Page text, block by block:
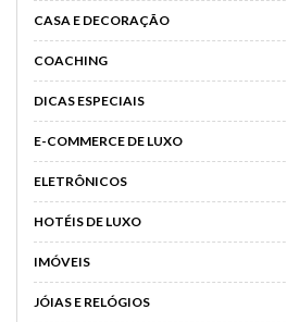
CASA E DECORAÇÃO
COACHING
DICAS ESPECIAIS
E-COMMERCE DE LUXO
ELETRÔNICOS
HOTÉIS DE LUXO
IMÓVEIS
JÓIAS E RELÓGIOS